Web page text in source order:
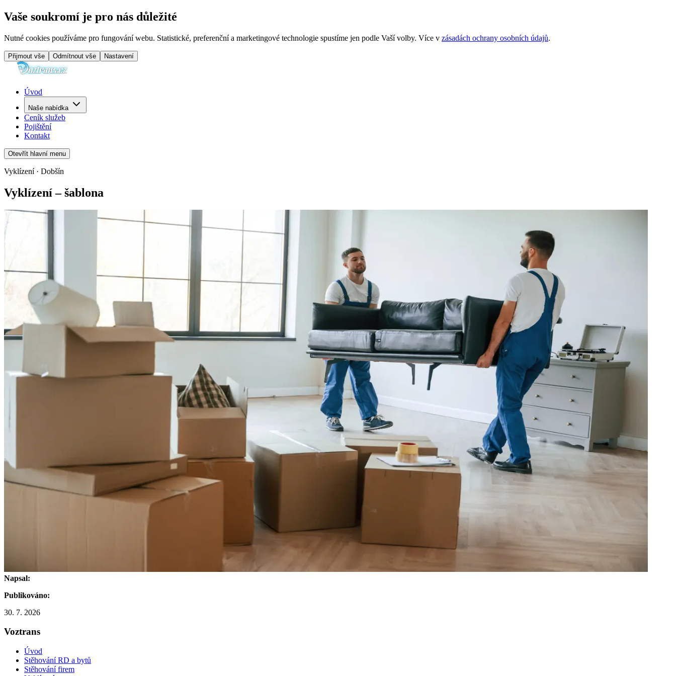
Vaše soukromí je pro nás důležité
Nutné cookies používáme pro fungování webu. Statistické, preferenční a marketingové technologie spustíme jen podle Vaší volby. Více v zásadách ochrany osobních údajů.
Přijmout vše Odmítnout vše Nastavení
Úvod
Naše nabídka
Ceník služeb
Pojištění
Kontakt
Otevřít hlavní menu
Vyklízení · Dobšín
Vyklízení – šablona
Napsal:
Publikováno:
30. 7. 2026
Voztrans
Úvod
Stěhování RD a bytů
Stěhování firem